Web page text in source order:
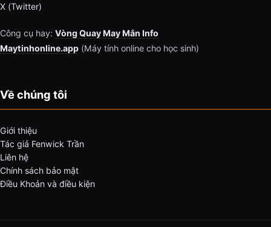
X (Twitter)
Công cụ hay: Vòng Quay May Mắn Info
Maytinhonline.app (Máy tính online cho học sinh)
Về chúng tôi
Giới thiệu
Tác giả Fenwick Trần
Liên hệ
Chính sách bảo mật
Điều Khoản và điều kiện